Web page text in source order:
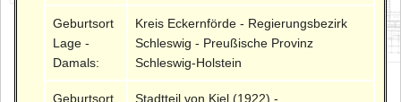
Geburtsort
Lage -
Damals:
Kreis Eckernförde - Regierungsbezirk
Schleswig - Preußische Provinz
Schleswig-Holstein
Geburtsort
Stadtteil von Kiel (1922) -